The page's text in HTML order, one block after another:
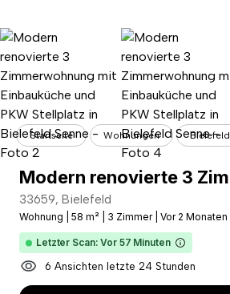
Startseite Wohnungen Bielefeld
33659, Bielefeld
Wohnung 58 m² 3 Zimmer Vor 2 Monaten
Letzter Scan: Vor 57 Minuten
6 Ansichten letzte 24 Stunden